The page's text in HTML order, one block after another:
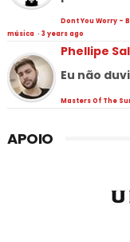
Dont You Worry -
música · 3 years ago
Phellipe
Eu não
Masters Of The
APOIO